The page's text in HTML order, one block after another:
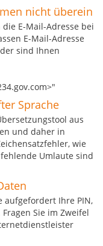
nicht überein
E-Mail-Adresse bei
E-Mail-Adresse
sind Ihnen
Sprache
aus
und daher in
wie
Umlaute sind
aufgefordert Ihre PIN,
Sie im Zweifel